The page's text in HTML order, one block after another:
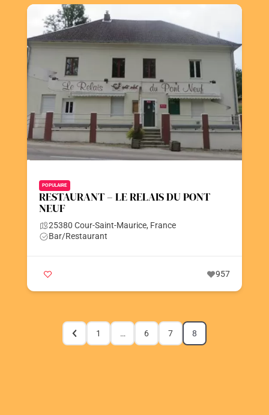
POPULAIRE
RESTAURANT – LE RELAIS DU PONT
NEUF
25380 Cour-Saint-Maurice, France
Bar/Restaurant
957
1 … 6 7 8